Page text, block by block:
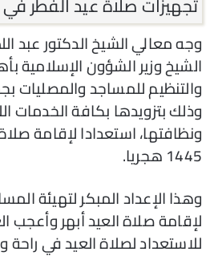
وجه معالي الشيخ الدكتور عبد
الشيخ وزير الشؤون الإسلامية
والتنظيم للمساجد والمصليات
وذلك بتزويدها بكافة الخدمات
ونظافتها، استعدادا لإقامة
1445 هجريا.
وهذا الإعداد المبكر لتهيئة
لإقامة صلاة العيد أبهر وأعجب
للاستعداد لصلاة العيد في راحة